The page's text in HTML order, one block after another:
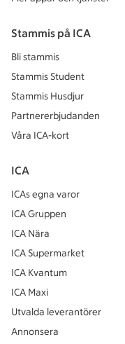
Stammis på ICA
Bli stammis
Stammis Student
Stammis Husdjur
Partnererbjudanden
Våra ICA-kort
ICA
ICAs egna varor
ICA Gruppen
ICA Nära
ICA Supermarket
ICA Kvantum
ICA Maxi
Utvalda leverantörer
Annonsera